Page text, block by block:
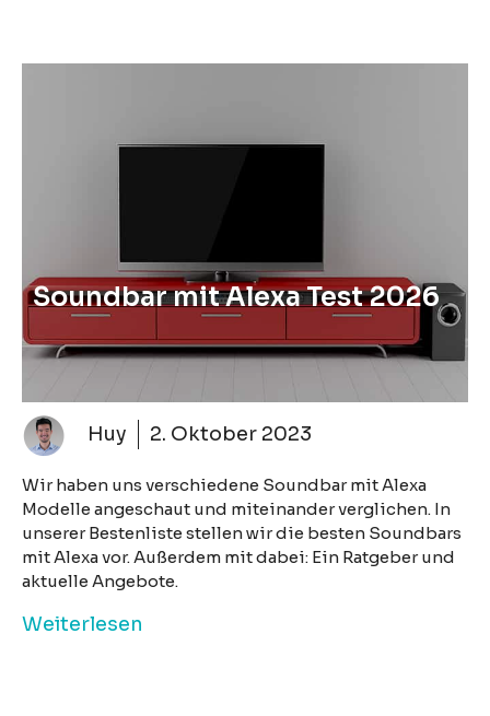
Soundbar mit Alexa Test 2026
Huy 2. Oktober 2023
Wir haben uns verschiedene Soundbar mit Alexa
Modelle angeschaut und miteinander verglichen. In
unserer Bestenliste stellen wir die besten Soundbars
mit Alexa vor. Außerdem mit dabei: Ein Ratgeber und
aktuelle Angebote.
Weiterlesen